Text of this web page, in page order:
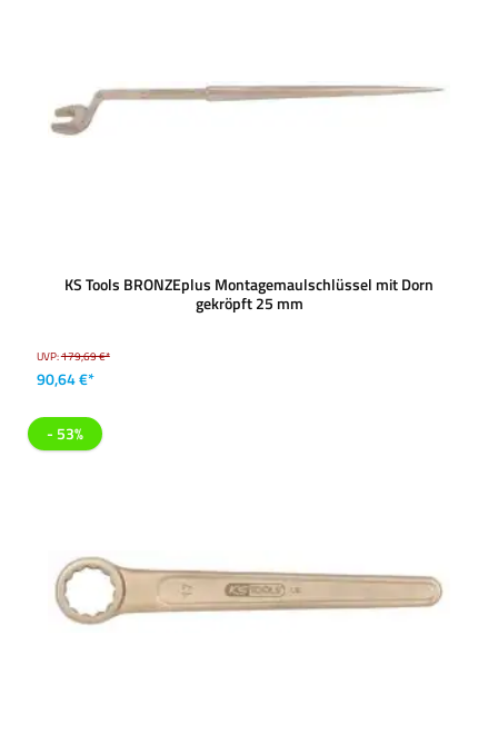
KS Tools BRONZEplus Montagemaulschlüssel mit Dorn
gekröpft 25 mm
UVP:179,69 €*
90,64 €*
- 53%